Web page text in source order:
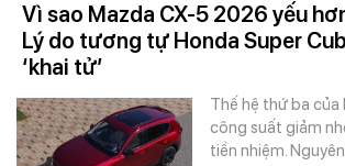
Vì sao Mazda CX-5 2026 yếu
Lý do tương tự Honda Super
‘khai tử’
Thế hệ thứ ba
công suất giảm
tiền nhiệm.